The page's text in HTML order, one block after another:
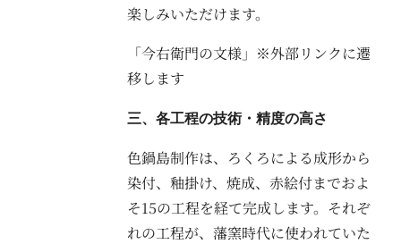
楽しみいただけます。
「今右衛門の文様」※外部リンクに遷
移します
三、各工程の技術・精度の高さ
色鍋島制作は、ろくろによる成形から
染付、釉掛け、焼成、赤絵付までおよ
そ15の工程を経て完成します。それぞ
れの工程が、藩窯時代に使われていた